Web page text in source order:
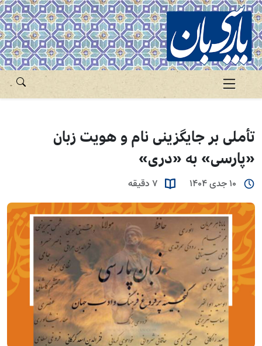
تأملی بر جایگزینی نام و هویت زبان
«پارسی» به «دری»
10 جدی 1404 7 دقیقه